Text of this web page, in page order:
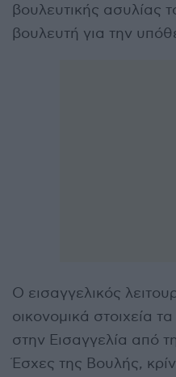
βουλευτικής ασυλίας
βουλευτή για την
Ο εισαγγελικός
οικονομικά στοιχεία
στην Εισαγγελία από
Έσχες της Βουλής,